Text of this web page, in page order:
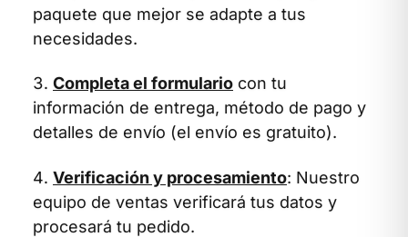
paquete que mejor se adapte a tus
necesidades.
Completa el formulario con tu
información de entrega, método de pago y
detalles de envío (el envío es gratuito).
Verificación y procesamiento: Nuestro
equipo de ventas verificará tus datos y
procesará tu pedido.